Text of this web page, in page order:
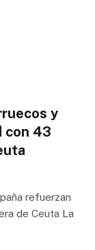
y
con 43
refuerzan
de Ceuta La